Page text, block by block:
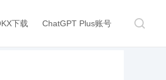
下载 ChatGPT Plus账号